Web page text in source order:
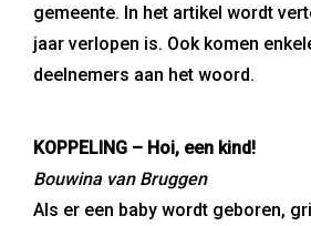
gemeente. In het artikel wordt
jaar verlopen is. Ook komen
deelnemers aan het woord.
KOPPELING – Hoi, een kind!
Bouwina van Bruggen
Als er een baby wordt geboren,